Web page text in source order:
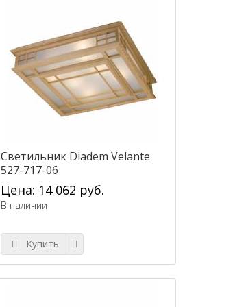
Светильник Diadem Velante
527-717-06
Цена: 14 062 руб.
В наличии
Купить